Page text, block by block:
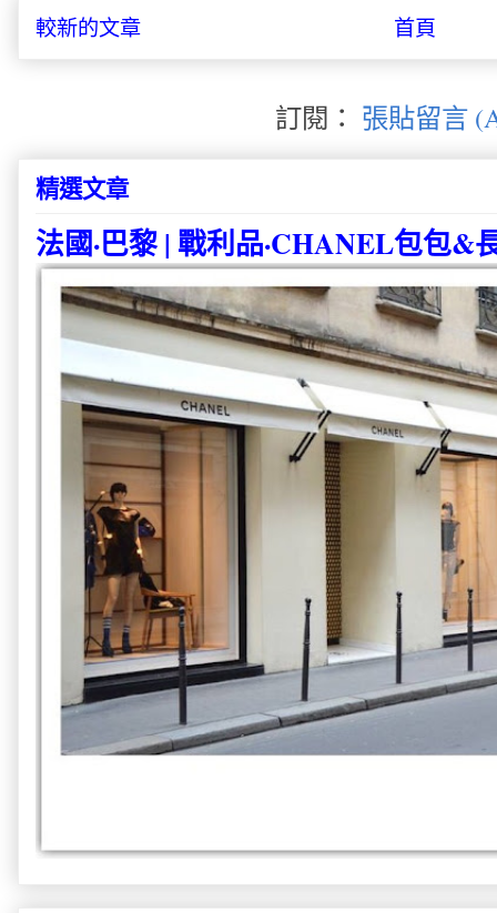
較新的文章 首頁
訂閱： 張貼留言
精選文章
法國·巴黎 | 戰利品·CHANEL包包&